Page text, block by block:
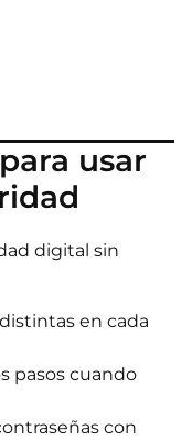
usar
digital sin
en cada
pasos cuando
con